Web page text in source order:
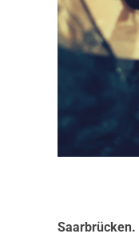
Saarbrücken.